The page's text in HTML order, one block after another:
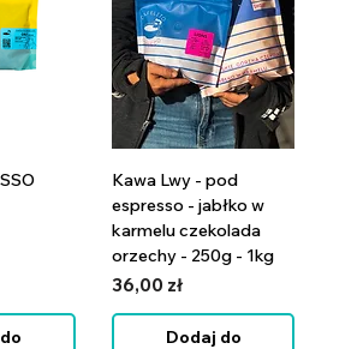
Kawa Lwy - pod
espresso - jabłko w
karmelu czekolada
orzechy - 250g - 1kg
Cena
36,00 zł
Dodaj do